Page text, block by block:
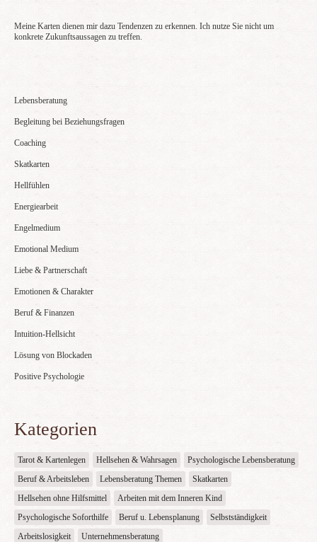
Meine Karten dienen mir dazu Tendenzen zu erkennen. Ich nutze Sie nicht um
konkrete Zukunftsaussagen zu treffen.
Lebensberatung
Begleitung bei Beziehungsfragen
Coaching
Skatkarten
Hellfühlen
Energiearbeit
Engelmedium
Emotional Medium
Liebe & Partnerschaft
Emotionen & Charakter
Beruf & Finanzen
Intuition-Hellsicht
Lösung von Blockaden
Positive Psychologie
Kategorien
Tarot & Kartenlegen Hellsehen & Wahrsagen
Psychologische Lebensberatung
Beruf & Arbeitsleben
Lebensberatung Themen
Skatkarten
Hellsehen ohne Hilfsmittel
Arbeiten mit dem Inneren Kind
Psychologische Soforthilfe
Beruf u. Lebensplanung
Selbstständigkeit
Arbeitslosigkeit
Unternehmensberatung